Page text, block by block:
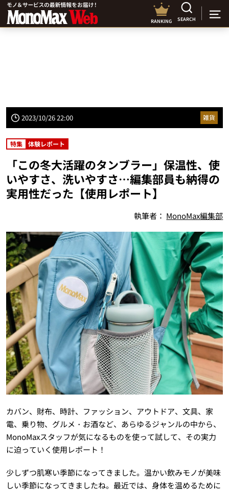
RANKING SEARCH
2023/10/26 22:00 雑貨
特集 体験レポート
「この冬大活躍のタンブラー」保温性、使
いやすさ、洗いやすさ…編集部員も納得の
実用性だった【使用レポート】
執筆者： MonoMax編集部
カバン、財布、時計、ファッション、アウトドア、文具、家
電、乗り物、グルメ・お酒など、あらゆるジャンルの中から、
MonoMaxスタッフが気になるものを使って試して、その実力
に迫っていく使用レポート！
少しずつ肌寒い季節になってきました。温かい飲みモノが美味
しい季節になってきましたね。最近では、身体を温めるために